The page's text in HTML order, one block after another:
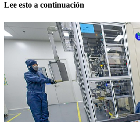
Lee esto a continuación